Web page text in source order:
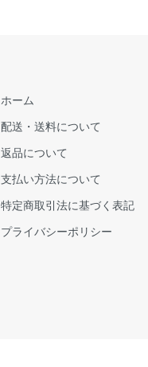
ホーム
配送・送料について
返品について
支払い方法について
特定商取引法に基づく表記
プライバシーポリシー